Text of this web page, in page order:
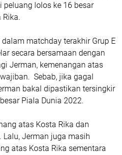
lolos ke 16 besar
Rika.
matchday terakhir Grup E
secara bersamaan dengan
Jerman, kemenangan atas
Sebab, jika gagal
bakal dipastikan tersingkir
Piala Dunia 2022.
atas Kosta Rika dan
Jerman juga masih
atas Kosta Rika sementara